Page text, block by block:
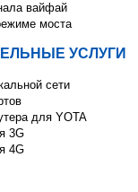
вайфай
моста
УСЛУГИ
сети
для YOTA
3G
4G